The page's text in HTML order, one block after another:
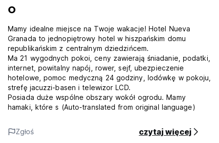
O
Mamy idealne miejsce na Twoje wakacje! Hotel Nueva
Granada to jednopiętrowy hotel w hiszpańskim domu
republikańskim z centralnym dziedzińcem.
Ma 21 wygodnych pokoi, ceny zawierają śniadanie, podatki,
internet, powitalny napój, rower, sejf, ubezpieczenie
hotelowe, pomoc medyczną 24 godziny, lodówkę w pokoju,
strefę jacuzzi-basen i telewizor LCD.
Posiada duże wspólne obszary wokół ogrodu. Mamy
hamaki, które s (Auto-translated from original language)
Zgłoś czytaj więcej